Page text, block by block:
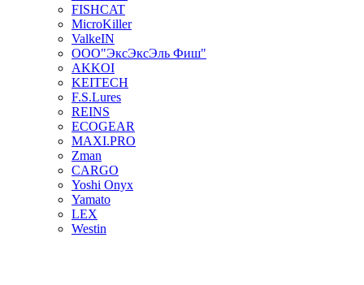
FISHCAT
MicroKiller
ValkeIN
ООО"ЭксЭксЭль Фиш"
AKKOI
KEITECH
F.S.Lures
REINS
ECOGEAR
MAXI.PRO
Zman
CARGO
Yoshi Onyx
Yamato
LEX
Westin